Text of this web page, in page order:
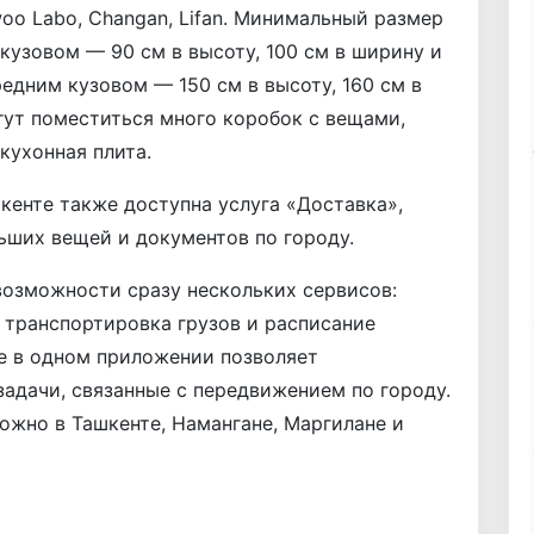
Labo, Changan, Lifan. Минимальный размер
— 90 см в высоту, 100 см в ширину и
кузовом — 150 см в высоту, 160 см в
поместиться много коробок с вещами,
плита.
также доступна услуга «Доставка»,
вещей и документов по городу.
сразу нескольких сервисов:
грузов и расписание
в одном приложении позволяет
связанные с передвижением по городу.
в Ташкенте, Намангане, Маргилане и